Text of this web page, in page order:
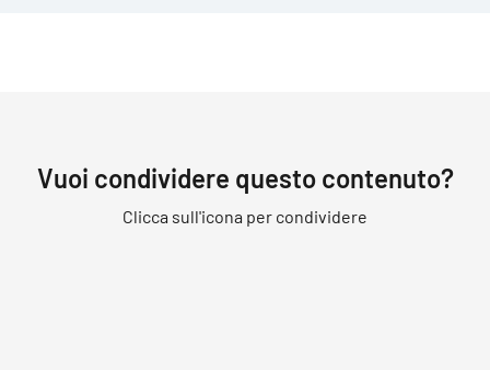
Vuoi condividere questo contenuto?
Clicca sull'icona per condividere